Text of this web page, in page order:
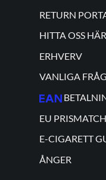
RETURN
HITTA OSS HÄR
ERHVERV
VANLIGA
EU PRISMATCH
E-CIGARETT
ÅNGER